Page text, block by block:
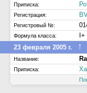
Приписка:
Регистрация:
Регистровый №:
Формула класса:
23 февраля 2005 г.
↑
Название:
Приписка: